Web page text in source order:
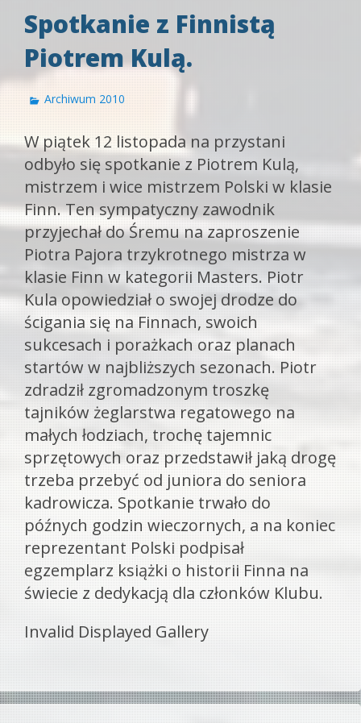
Spotkanie z Finnistą
Piotrem Kulą.
Archiwum 2010
W piątek 12 listopada na przystani
odbyło się spotkanie z Piotrem Kulą,
mistrzem i wice mistrzem Polski w klasie
Finn. Ten sympatyczny zawodnik
przyjechał do Śremu na zaproszenie
Piotra Pajora trzykrotnego mistrza w
klasie Finn w kategorii Masters. Piotr
Kula opowiedział o swojej drodze do
ścigania się na Finnach, swoich
sukcesach i porażkach oraz planach
startów w najbliższych sezonach. Piotr
zdradził zgromadzonym troszkę
tajników żeglarstwa regatowego na
małych łodziach, trochę tajemnic
sprzętowych oraz przedstawił jaką drogę
trzeba przebyć od juniora do seniora
kadrowicza. Spotkanie trwało do
późnych godzin wieczornych, a na koniec
reprezentant Polski podpisał
egzemplarz książki o historii Finna na
świecie z dedykacją dla członków Klubu.
Invalid Displayed Gallery